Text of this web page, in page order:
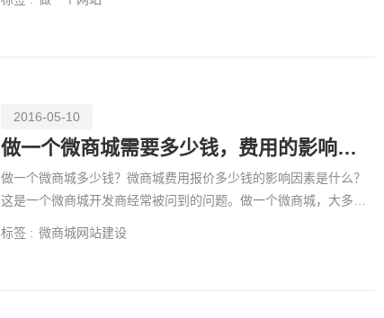
2016-05-10
做一个微商城需要多少钱，费用的影响因素!
做一个微商城多少钱？微商城费用报价多少钱的影响因素是什么？
这是一个微商城开发商经常被问到的问题。做一个微商城，大多数
标签 : 微商城网站建设